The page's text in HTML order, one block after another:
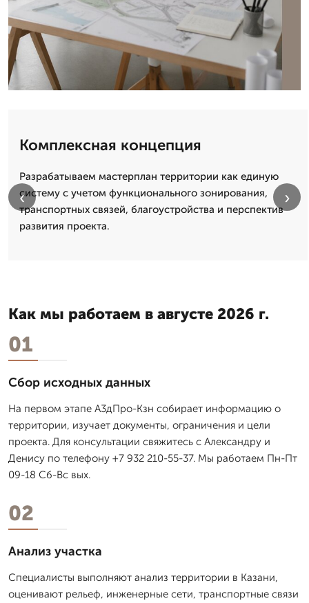
Комплексная концепция
Разрабатываем мастерплан территории как единую
систему с учетом функционального зонирования,
транспортных связей, благоустройства и перспектив
развития проекта.
‹ ›
Как мы работаем в августе 2026 г.
01
Сбор исходных данных
На первом этапе А3дПро-Кзн собирает информацию о
территории, изучает документы, ограничения и цели
проекта. Для консультации свяжитесь с Александру и
Денису по телефону +7 932 210-55-37. Мы работаем Пн-Пт
09-18 Сб-Вс вых.
02
Анализ участка
Специалисты выполняют анализ территории в Казани,
оценивают рельеф, инженерные сети, транспортные связи